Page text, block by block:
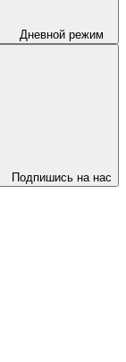
Дневной режим
Подпишись на нас